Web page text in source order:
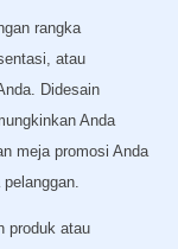
rangka
atau
Didesain
Anda
meja promosi Anda
produk atau